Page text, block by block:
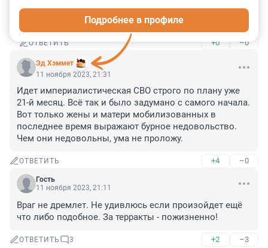
Значит и не было такого, фейк
ОТВЕТИТЬ +0 –0
Эд Хэммет
Подробнее в профиле
11 ноября 2023, 21:31
Идет империалистическая СВО строго по плану уже
21-й месяц. Всё так и было задумано с самого начала.
Вот только жены и матери мобилизованных в
последнее время выражают бурное недовольство.
Чем они недовольны, ума не проложу.
ОТВЕТИТЬ +4 –0
Гость
11 ноября 2023, 21:11
Враг не дремлет. Не удивлюсь если произойдет ещё
что либо подобное. За терракты - пожизненно!
ОТВЕТИТЬ 3 +2 –3